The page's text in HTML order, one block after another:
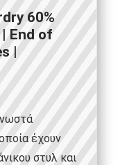
60%
End of
|
έχουν
στυλ και